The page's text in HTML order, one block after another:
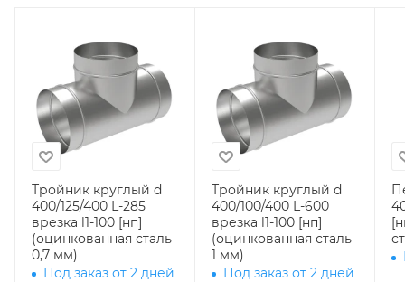
Тройник круглый d
400/125/400 L-285
врезка l1-100 [нп]
(оцинкованная сталь
0,7 мм)
Под заказ от 2 дней
Тройник круглый d
400/100/400 L-600
врезка l1-100 [нп]
(оцинкованная сталь
1 мм)
Под заказ от 2 дней